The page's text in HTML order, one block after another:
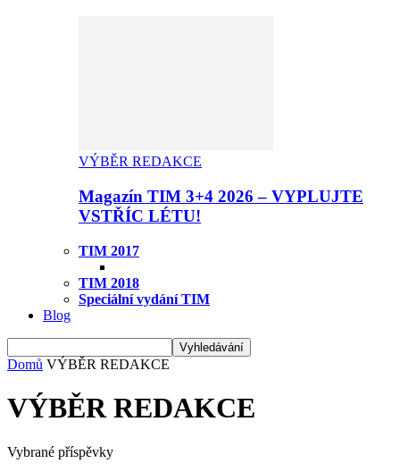
VÝBĚR REDAKCE
Magazín TIM 3+4 2026 – VYPLUJTE
VSTŘÍC LÉTU!
TIM 2017
TIM 2018
Speciální vydání TIM
Blog
Domů VÝBĚR REDAKCE
VÝBĚR REDAKCE
Vybrané příspěvky